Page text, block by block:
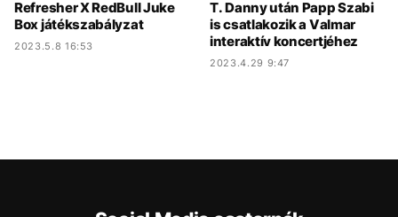
Refresher X RedBull Juke
Box játékszabályzat
2023.5.8 16:53
T. Danny után Papp Szabi
is csatlakozik a Valmar
interaktív koncertjéhez
2023.4.29 9:47